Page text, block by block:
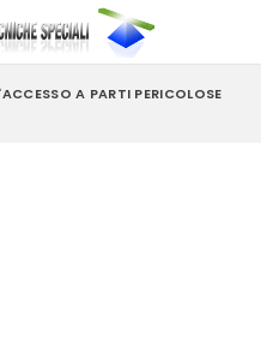
A PARTI PERICOLOSE